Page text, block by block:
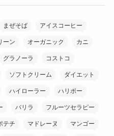
まぜそば アイスコーヒー
ーン オーガニック カニ
グラノーラ コストコ
ソフトクリーム ダイエット
ハイローラー ハリボー
バリラ フルーツセラピー
テチ マドレーヌ マンゴー